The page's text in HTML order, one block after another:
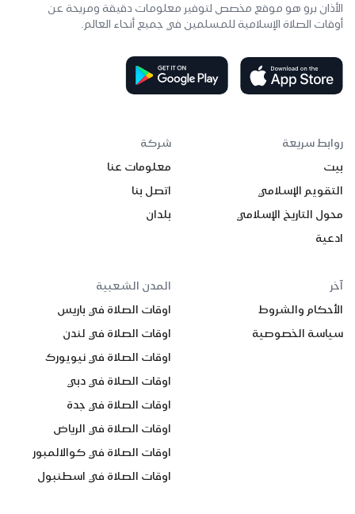
الأذان برو هو موقع مخصص لتوفير معلومات دقيقة ومريحة عن
أوقات الصلاة الإسلامية للمسلمين في جميع أنحاء العالم.
روابط سريعة
بيت
التقويم الإسلامي
محول التاريخ الإسلامي
ادعية
شركة
معلومات عنا
اتصل بنا
بلدان
آخر
الأحكام والشروط
سياسة الخصوصية
المدن الشعبية
اوقات الصلاة في باريس
اوقات الصلاة في لندن
اوقات الصلاة في نيويورك
اوقات الصلاة في دبي
اوقات الصلاة في جدة
اوقات الصلاة في الرياض
اوقات الصلاة في كوالالمبور
اوقات الصلاة في اسطنبول